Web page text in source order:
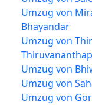
Umzug von
Bhayandar
Umzug von
Umzug von
Umzug von
Umzug von